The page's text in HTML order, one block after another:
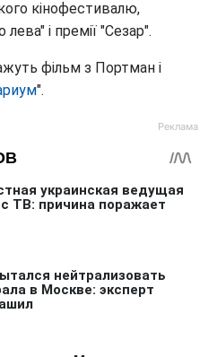
кінофестивалю,
і премії "Сезар".
фільм з Портман і
".